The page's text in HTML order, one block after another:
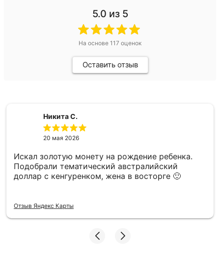
5.0 из 5
На основе 117 оценок
Оставить отзыв
Никита С.
20 мая 2026
Искал золотую монету на рождение ребенка.
Подобрали тематический австралийский
доллар с кенгуренком, жена в восторге 🙂
Отзыв Яндекс Карты